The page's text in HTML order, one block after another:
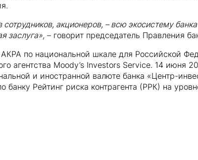
акционеров, – всю экосистему
заслуга», – говорит председатель Правления
по национальной шкале для Российской
агентства Moody’s Investors Service. 14 июня
и иностранной валюте банка «Центр-
Рейтинг риска контрагента (РРК) на